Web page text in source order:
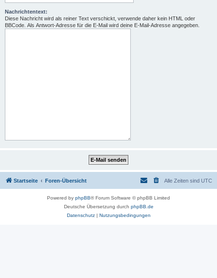
Nachrichtentext:
Diese Nachricht wird als reiner Text verschickt, verwende daher kein HTML oder
BBCode. Als Antwort-Adresse für die E-Mail wird deine E-Mail-Adresse angegeben.
Startseite Foren-Übersicht Alle Zeiten sind UTC
Powered by phpBB® Forum Software © phpBB Limited
Deutsche Übersetzung durch phpBB.de
Datenschutz| Nutzungsbedingungen